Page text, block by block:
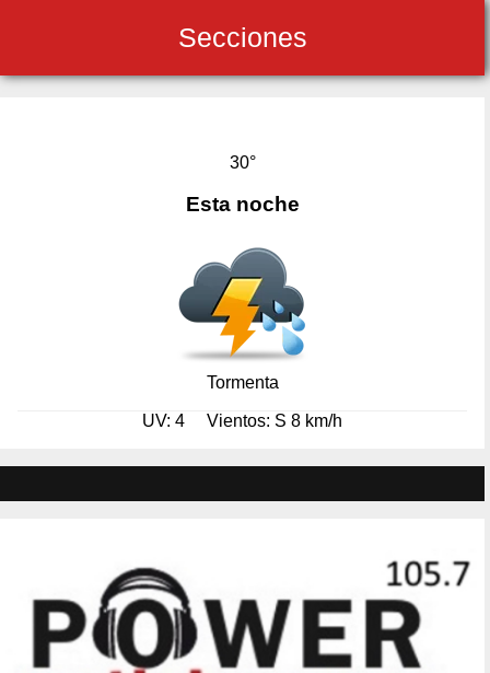
Secciones
30°
Esta noche
Tormenta
UV: 4 Vientos: S 8 km/h